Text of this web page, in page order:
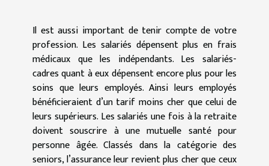
Il est aussi important de tenir compte de votre
profession. Les salariés dépensent plus en frais
médicaux que les indépendants. Les salariés-
cadres quant à eux dépensent encore plus pour les
soins que leurs employés. Ainsi leurs employés
bénéficieraient d’un tarif moins cher que celui de
leurs supérieurs. Les salariés une fois à la retraite
doivent souscrire à une mutuelle santé pour
personne âgée. Classés dans la catégorie des
seniors, l’assurance leur revient plus cher que ceux